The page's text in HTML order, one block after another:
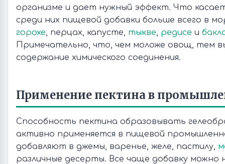
организме и дает нужный эффект. Что
среди них пищевой добавки больше всего в
горохе, перцах, капусте, тыкве, редисе и
Примечательно, что, чем моложе овощ, тем
содержание химического соединения.
Применение пектина в
Способность пектина образовывать
активно применяется в пищевой
добавляют в джемы, варенье, желе, пастилу,
различные десерты. Все чаще добавку можно